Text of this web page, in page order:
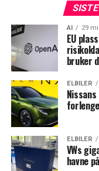
AI 29
EU
bruker
ELBILER
ELBILER
VWs
havne